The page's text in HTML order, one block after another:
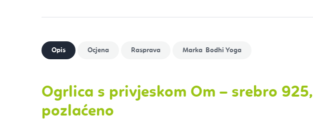
Bodhi Yoga
Ogrlica s privjeskom Om – srebro 925,
pozlaćeno